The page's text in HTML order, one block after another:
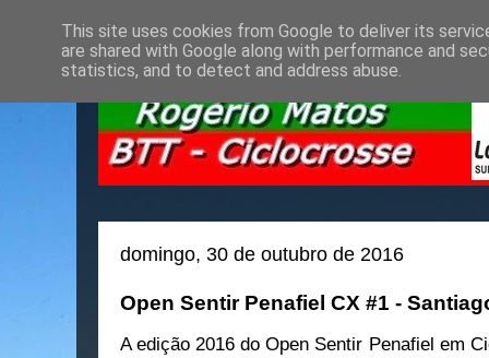
domingo, 30 de outubro de 2016
Open Sentir Penafiel CX #1 -
A edição 2016 do Open Sentir Penafiel em
This site uses cookies from Google to deliver its
are shared with Google along with performance and
statistics, and to detect and address abuse.